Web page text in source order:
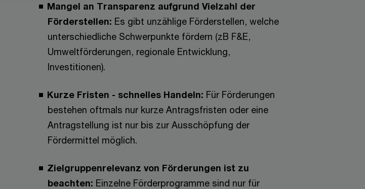
Mangel an Transparenz aufgrund Vielzahl der
Förderstellen: Es gibt unzählige Förderstellen, welche
unterschiedliche Schwerpunkte fördern (zB F&E,
Umweltförderungen, regionale Entwicklung,
Investitionen).
Kurze Fristen - schnelles Handeln: Für Förderungen
bestehen oftmals nur kurze Antragsfristen oder eine
Antragstellung ist nur bis zur Ausschöpfung der
Fördermittel möglich.
Zielgruppenrelevanz von Förderungen ist zu
beachten: Einzelne Förderprogramme sind nur für